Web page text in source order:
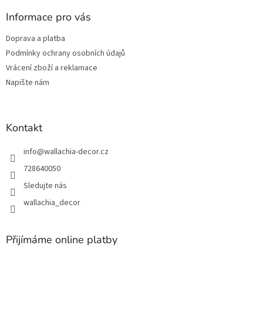
Informace pro vás
Doprava a platba
Podmínky ochrany osobních údajů
Vrácení zboží a reklamace
Napište nám
Kontakt
info@wallachia-decor.cz
728640050
Sledujte nás
wallachia_decor
Přijímáme online platby